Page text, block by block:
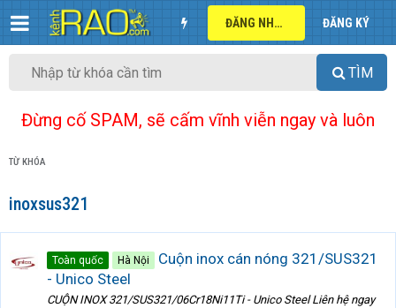
ĐĂNG NHẬP ĐĂNG KÝ
TÌM
Đừng cố SPAM, sẽ cấm vĩnh viễn ngay và luôn
TỪ KHÓA
inoxsus321
Toàn quốc Hà Nội
Cuộn inox cán nóng 321/SUS321
- Unico Steel
CUỘN INOX 321/SUS321/06Cr18Ni11Ti - Unico Steel Liên hệ ngay